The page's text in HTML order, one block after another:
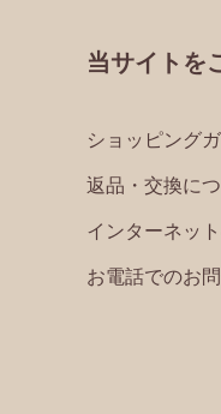
当サイトを
ショッピング
返品・交換に
インターネッ
お電話でのお